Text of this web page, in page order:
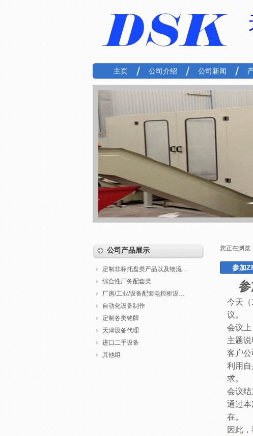
主页 公司介绍 公司新闻
公司产品展示
定制非标托盘类产品以及物流包装
综合性厂务配套类
厂房/工业/设备配套电控柜设计制作调试
自动化设备制作
定制各类铭牌
天津设备代理
进口二手设备
其他组
您正在浏览
参加
今天
议。
会议
主题说
客户公
利用
求。
会议结
通过
在。
因此